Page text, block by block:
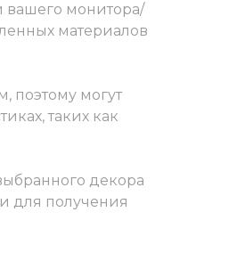
вашего монитора/
материалов
поэтому могут
таких как
декора
для получения